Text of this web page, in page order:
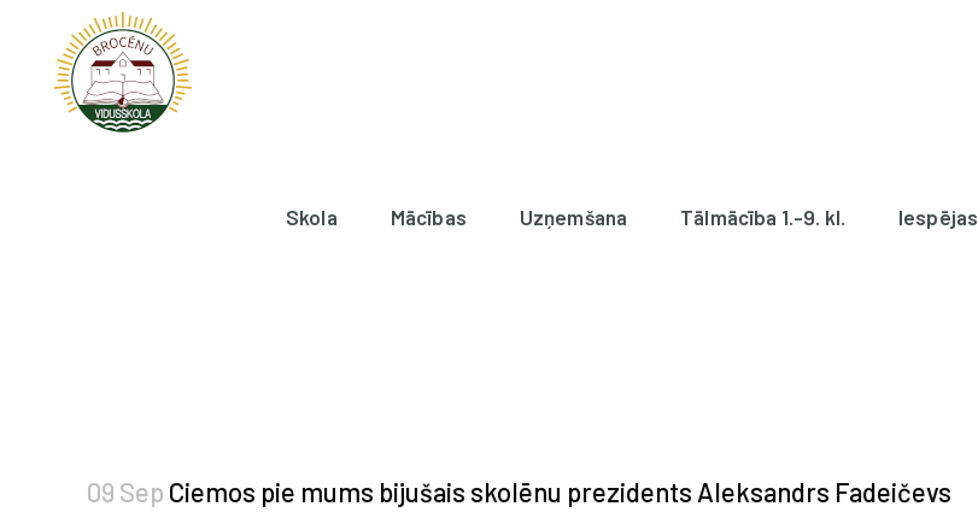
Skola Mācības Uzņemšana Tālmācība 1.-9. kl. Iespējas
09 Sep Ciemos pie mums bijušais skolēnu prezidents Aleksandrs Fadeičevs